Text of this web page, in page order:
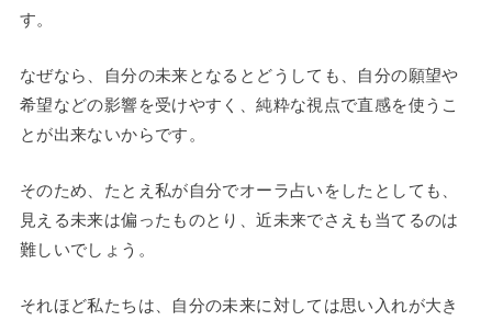
す。
なぜなら、自分の未来となるとどうしても、自分の願望や
希望などの影響を受けやすく、純粋な視点で直感を使うこ
とが出来ないからです。
そのため、たとえ私が自分でオーラ占いをしたとしても、
見える未来は偏ったものとり、近未来でさえも当てるのは
難しいでしょう。
それほど私たちは、自分の未来に対しては思い入れが大き